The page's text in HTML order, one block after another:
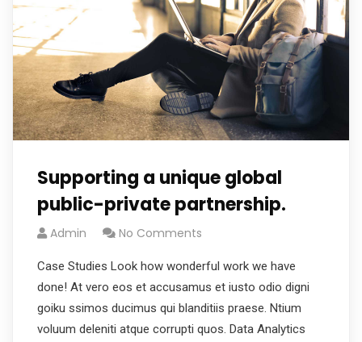
Supporting a unique global
public-private partnership.
Admin No Comments
Case Studies Look how wonderful work we have
done! At vero eos et accusamus et iusto odio digni
goiku ssimos ducimus qui blanditiis praese. Ntium
voluum deleniti atque corrupti quos. Data Analytics